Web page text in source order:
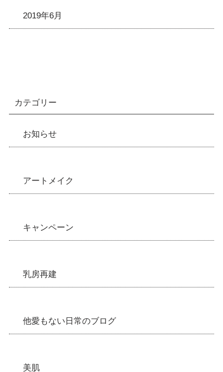
2019年6月
カテゴリー
お知らせ
アートメイク
キャンペーン
乳房再建
他愛もない日常のブログ
美肌